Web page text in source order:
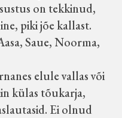
mailt
on tekkinud,
piki jõe kallast.
Saue, Noorma,
elule vallas või
külas tõukarja,
Ei olnud